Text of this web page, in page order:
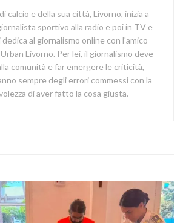
calcio e della sua città, Livorno, inizia a
sportivo alla radio e poi in TV e
dedica al giornalismo online con l'amico
Livorno. Per lei, il giornalismo deve
comunità e far emergere le criticità,
sempre degli errori commessi con la
di aver fatto la cosa giusta.